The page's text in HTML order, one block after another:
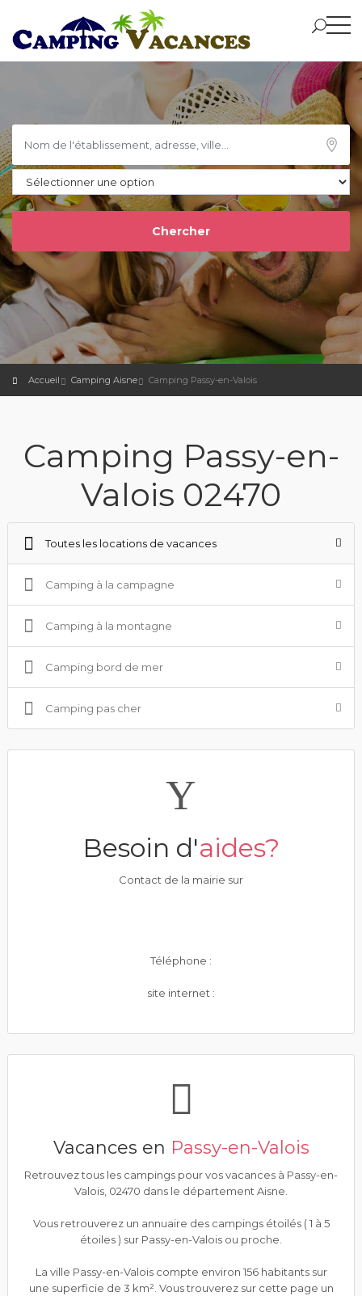
Accueil Camping Aisne Camping Passy-en-Valois
Camping Passy-en-
Valois 02470
Toutes les locations de vacances
Camping à la campagne
Camping à la montagne
Camping bord de mer
Camping pas cher
Besoin d'aides?
Contact de la mairie sur
Téléphone :
site internet :
Vacances en Passy-en-Valois
Retrouvez tous les campings pour vos vacances à Passy-en-
Valois, 02470 dans le département Aisne.
Vous retrouverez un annuaire des campings étoilés ( 1 à 5
étoiles ) sur Passy-en-Valois ou proche.
La ville Passy-en-Valois compte environ 156 habitants sur
une superficie de 3 km². Vous trouverez sur cette page un